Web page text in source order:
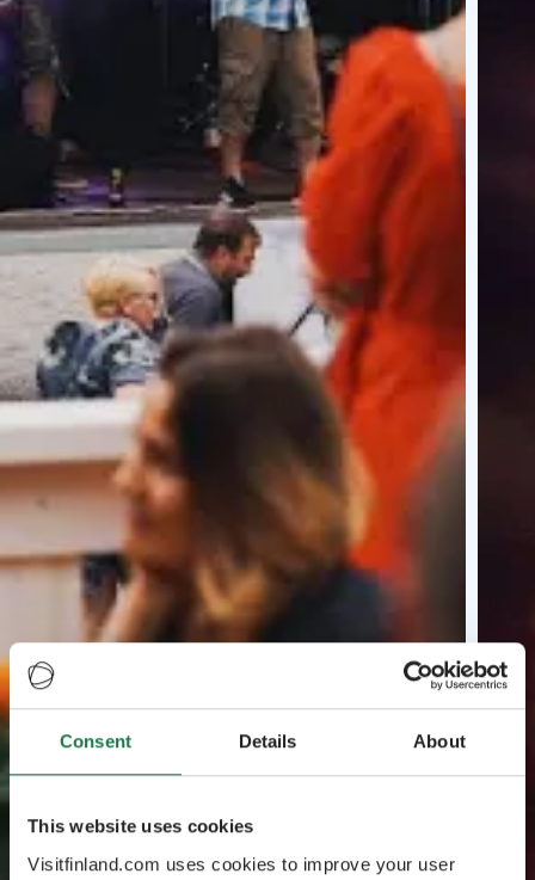
Consent Details About
This website uses cookies
Visitfinland.com uses cookies to improve your user